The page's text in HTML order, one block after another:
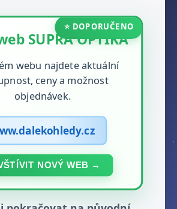
⭐ DOPORUČENO
SUPRA OPTIKA
webu najdete aktuální
ceny a možnost
objednávek.
NOVÝ WEB →